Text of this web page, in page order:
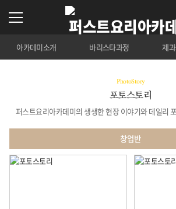
아카데미소개 바리스타과정 제
PhotoStory
포토스토리
퍼스트요리아카데미의 생생한 현장 이야기와 데일리
창업반
ALL